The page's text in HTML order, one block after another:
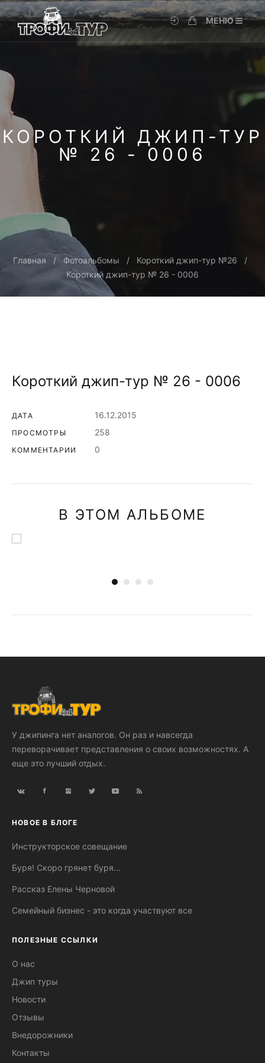
МЕНЮ
КОРОТКИЙ ДЖИП-ТУР
№ 26 - 0006
Главная Фотоальбомы
Короткий джип-тур №26
Короткий джип-тур № 26 - 0006
Короткий джип-тур № 26 - 0006
ДАТА 16.12.2015
ПРОСМОТРЫ 258
КОММЕНТАРИИ 0
В ЭТОМ АЛЬБОМЕ
У джипинга нет аналогов. Он раз и навсегда
переворачивает представления о своих возможностях. А
еще это лучший отдых.
НОВОЕ В БЛОГЕ
Инструкторское совещание
Буря! Скоро грянет буря...
Рассказ Елены Черновой
Семейный бизнес - это когда участвуют все
ПОЛЕЗНЫЕ ССЫЛКИ
О нас
Джип туры
Новости
Отзывы
Внедорожники
Контакты